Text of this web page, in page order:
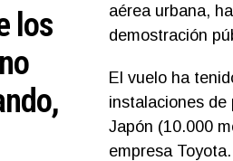
los
aérea urbana,
demostración
El vuelo ha
instalaciones de
Japón (10.000
empresa